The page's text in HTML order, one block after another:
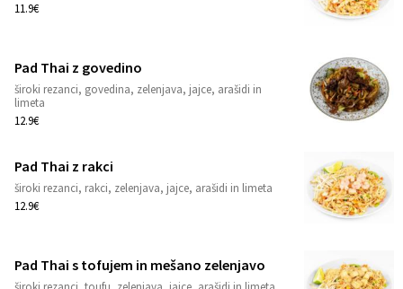
11.9€
Pad Thai z govedino
široki rezanci, govedina, zelenjava, jajce, arašidi in
limeta
12.9€
Pad Thai z rakci
široki rezanci, rakci, zelenjava, jajce, arašidi in limeta
12.9€
Pad Thai s tofujem in mešano zelenjavo